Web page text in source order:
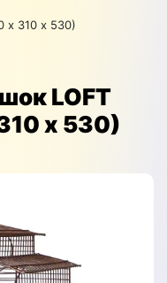
х 310 х 530)
LOFT
х 530)